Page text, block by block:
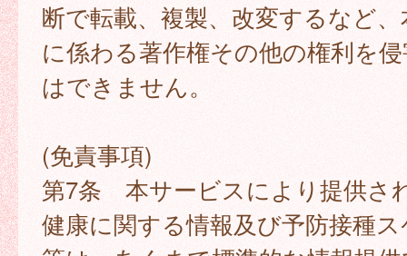
断で転載、複製、改変するなど
に係わる著作権その他の権利を
はできません。
(免責事項)
第7条 本サービスにより提供さ
健康に関する情報及び予防接種